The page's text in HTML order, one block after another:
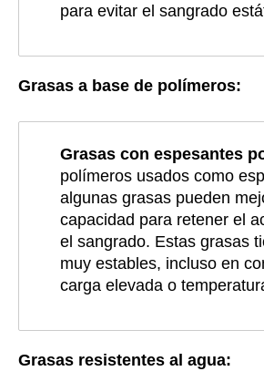
para evitar el sangrado
Grasas a base de polímeros:
Grasas con espesantes
polímeros usados como
algunas grasas pueden
capacidad para retener el
el sangrado. Estas grasas
muy estables, incluso en
carga elevada o
Grasas resistentes al agua: